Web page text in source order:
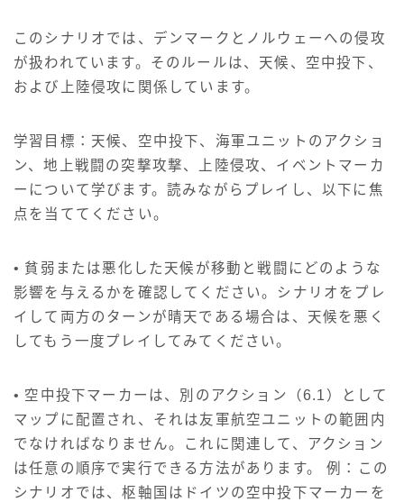
このシナリオでは、デンマークとノルウェーへの侵攻
が扱われています。そのルールは、天候、空中投下、
および上陸侵攻に関係しています。
学習目標：天候、空中投下、海軍ユニットのアクショ
ン、地上戦闘の突撃攻撃、上陸侵攻、イベントマーカ
ーについて学びます。読みながらプレイし、以下に焦
点を当ててください。
• 貧弱または悪化した天候が移動と戦闘にどのような
影響を与えるかを確認してください。シナリオをプレ
イして両方のターンが晴天である場合は、天候を悪く
してもう一度プレイしてみてください。
• 空中投下マーカーは、別のアクション（6.1）として
マップに配置され、それは友軍航空ユニットの範囲内
でなければなりません。これに関連して、アクション
は任意の順序で実行できる方法があります。 例：この
シナリオでは、枢軸国はドイツの空中投下マーカーを